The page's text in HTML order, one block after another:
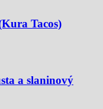
Tacos)
a slaninový